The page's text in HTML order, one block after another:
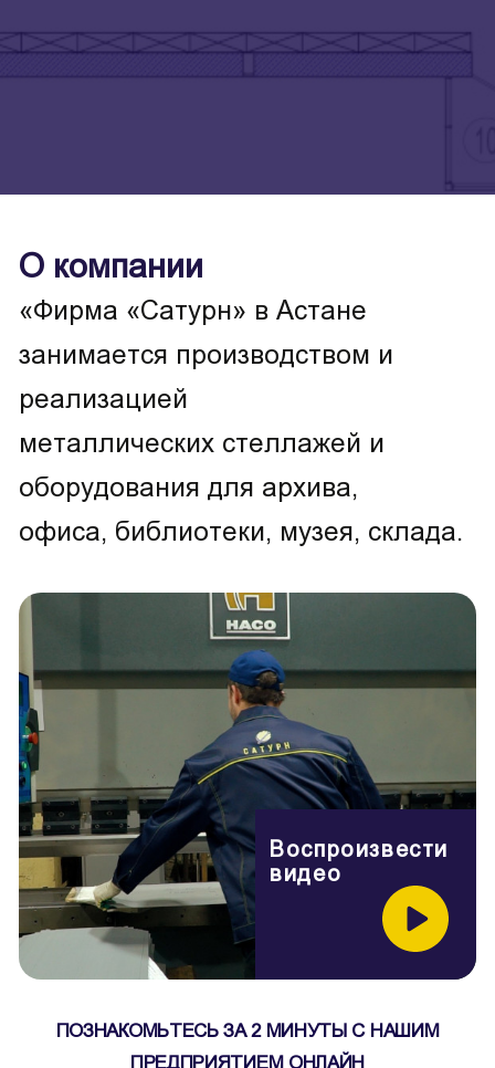
О компании
«Фирма «Сатурн» в Астане
занимается производством и
реализацией
металлических стеллажей и
оборудования для архива,
офиса, библиотеки, музея, склада.
Воспроизвести
видео
ПОЗНАКОМЬТЕСЬ ЗА 2 МИНУТЫ С НАШИМ
ПРЕДПРИЯТИЕМ ОНЛАЙН